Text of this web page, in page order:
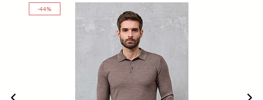
-44%